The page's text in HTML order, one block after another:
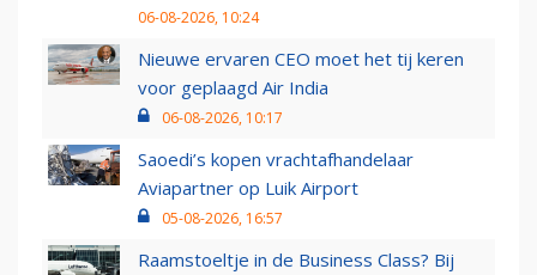
06-08-2026, 10:24
Nieuwe ervaren CEO moet het tij keren
voor geplaagd Air India
06-08-2026, 10:17
Saoedi’s kopen vrachtafhandelaar
Aviapartner op Luik Airport
05-08-2026, 16:57
Raamstoeltje in de Business Class? Bij